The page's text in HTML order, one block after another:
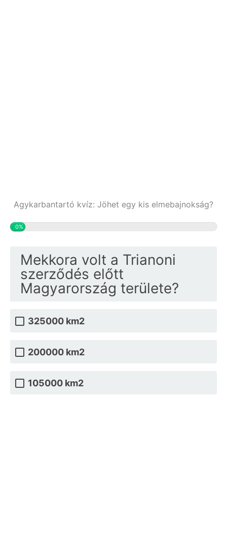
Agykarbantartó kvíz: Jöhet egy kis elmebajnokság?
0%
Mekkora volt a Trianoni
szerződés előtt
Magyarország területe?
325000 km2
200000 km2
105000 km2